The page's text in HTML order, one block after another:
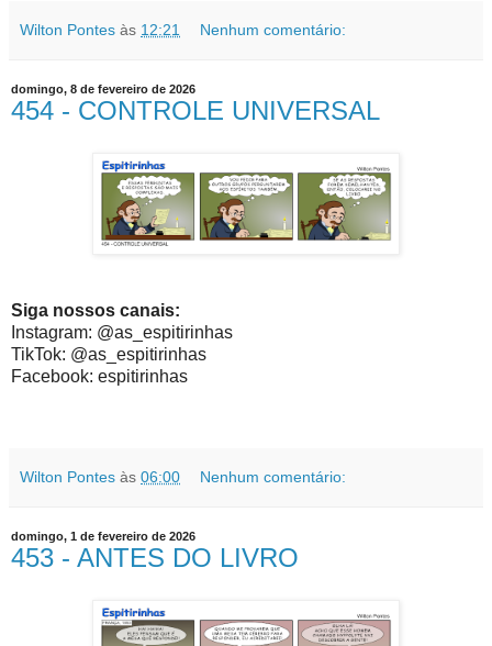
Wilton Pontes às 12:21 Nenhum comentário:
domingo, 8 de fevereiro de 2026
454 - CONTROLE UNIVERSAL
Siga nossos canais:
Instagram: @as_espitirinhas
TikTok: @as_espitirinhas
Facebook: espitirinhas
Wilton Pontes às 06:00 Nenhum comentário:
domingo, 1 de fevereiro de 2026
453 - ANTES DO LIVRO